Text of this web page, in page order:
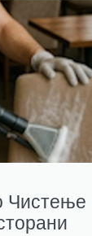
Чистење